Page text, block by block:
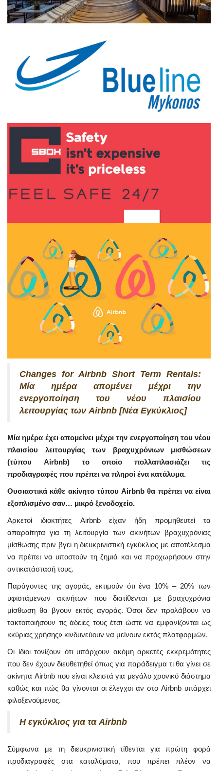
Changes for Airbnb Short Term Rentals:
Μία ημέρα απομένει μέχρι την
ενεργοποίηση του νέου πλαισίου
λειτουργίας των Airbnb [Νέα Εγκύκλιος]
Μία ημέρα έχει απομείνει μέχρι την ενεργοποίηση του νέου
πλαισίου λειτουργίας των βραχυχρόνιων μισθώσεων
(τύπου Airbnb) το οποίο πολλαπλασιάζει τις
προδιαγραφές που πρέπει να πληροί ένα κατάλυμα.
Ουσιαστικά κάθε ακίνητο τύπου Airbnb θα πρέπει να είναι
εξοπλισμένο σαν… μικρό ξενοδοχείο.
Αρκετοί ιδιοκτήτες Airbnb είχαν ήδη προμηθευτεί τα
απαραίτητα για τη λειτουργία των ακινήτων βραχυχρόνιας
μίσθωσης πριν βγει η διευκρινιστική εγκύκλιος με αποτέλεσμα
να πρέπει να υποστούν τη ζημιά και να προχωρήσουν στην
αντικατάστασή τους.
Παράγοντες της αγοράς, εκτιμούν ότι ένα 10% – 20% των
υφιστάμενων ακινήτων που διατίθενται με βραχυχρόνια
μίσθωση θα βγουν εκτός αγοράς. Όσοι δεν προλάβουν να
τακτοποιήσουν τις άδειες τους έτσι ώστε να εμφανίζονται ως
«κύριας χρήσης» κινδυνεύουν να μείνουν εκτός πλατφορμών.
Οι ίδιοι τονίζουν ότι υπάρχουν ακόμη αρκετές εκκρεμότητες
που δεν έχουν διευθετηθεί όπως για παράδειγμα τι θα γίνει σε
ακίνητα Airbnb που είναι κλειστά για μεγάλο χρονικό διάστημα
καθώς και πώς θα γίνονται οι έλεγχοι αν στο Airbnb υπάρχει
φιλοξενούμενος.
Η εγκύκλιος για τα Airbnb
Σύμφωνα με τη διευκρινιστική τίθενται για πρώτη φορά
προδιαγραφές στα καταλύματα, που πρέπει πλέον να